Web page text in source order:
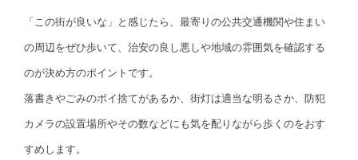
「この街が良いな」と感じたら、最寄りの公共交通機関や住まい
の周辺をぜひ歩いて、治安の良し悪しや地域の雰囲気を確認する
のが決め方のポイントです。
落書きやごみのポイ捨てがあるか、街灯は適当な明るさか、防犯
カメラの設置場所やその数などにも気を配りながら歩くのをおす
すめします。